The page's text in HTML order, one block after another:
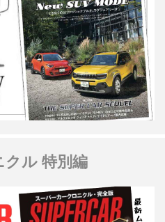
クル 特別編